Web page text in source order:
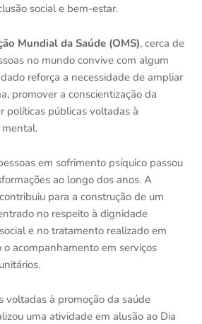
social e bem-estar.
Mundial da Saúde (OMS), cerca de
no mundo convive com algum
reforça a necessidade de ampliar
promover a conscientização da
políticas públicas voltadas à
mental.
em sofrimento psíquico passou
ao longo dos anos. A
para a construção de um
no respeito à dignidade
e no tratamento realizado em
acompanhamento em serviços
voltadas à promoção da saúde
uma atividade em alusão ao Dia